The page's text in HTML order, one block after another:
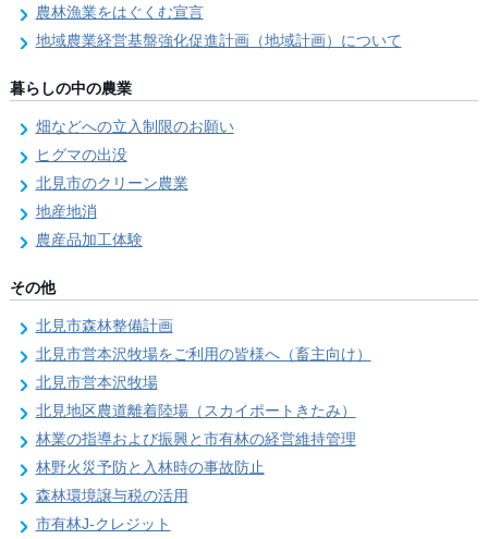
農林漁業をはぐくむ宣言
地域農業経営基盤強化促進計画（地域計画）について
暮らしの中の農業
畑などへの立入制限のお願い
ヒグマの出没
北見市のクリーン農業
地産地消
農産品加工体験
その他
北見市森林整備計画
北見市営本沢牧場をご利用の皆様へ（畜主向け）
北見市営本沢牧場
北見地区農道離着陸場（スカイポートきたみ）
林業の指導および振興と市有林の経営維持管理
林野火災予防と入林時の事故防止
森林環境譲与税の活用
市有林J-クレジット